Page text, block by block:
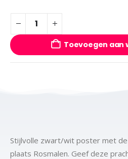
Toevoegen aan
Stijlvolle zwart/wit poster met
plaats Rosmalen. Geef deze